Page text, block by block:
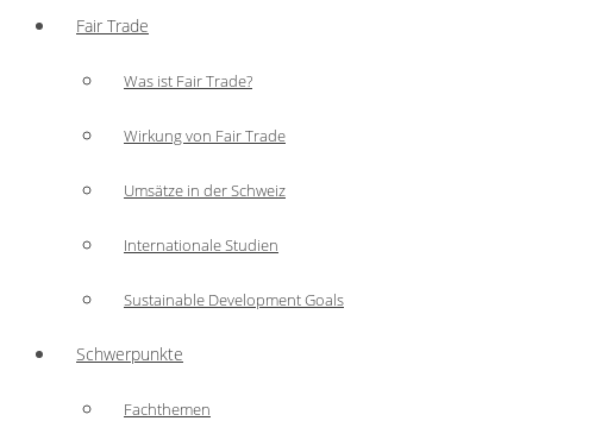
Fair Trade
Was ist Fair Trade?
Wirkung von Fair Trade
Umsätze in der Schweiz
Internationale Studien
Sustainable Development Goals
Schwerpunkte
Fachthemen